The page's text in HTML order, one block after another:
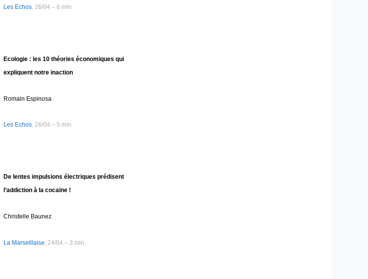
Les Echos, 26/04 – 6 min
Ecologie : les 10 théories économiques qui
expliquent notre inaction
Romain Espinosa
Les Echos, 26/04 – 5 min
De lentes impulsions électriques prédisent
l’addiction à la cocaïne !
Christelle Baunez
La Marseillaise , 24/04 – 3 min